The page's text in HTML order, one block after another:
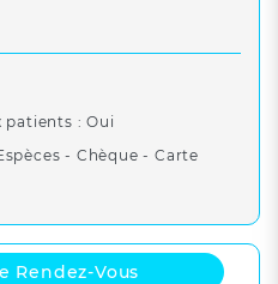
patients : Oui
- Chèque - Carte
Rendez-Vous